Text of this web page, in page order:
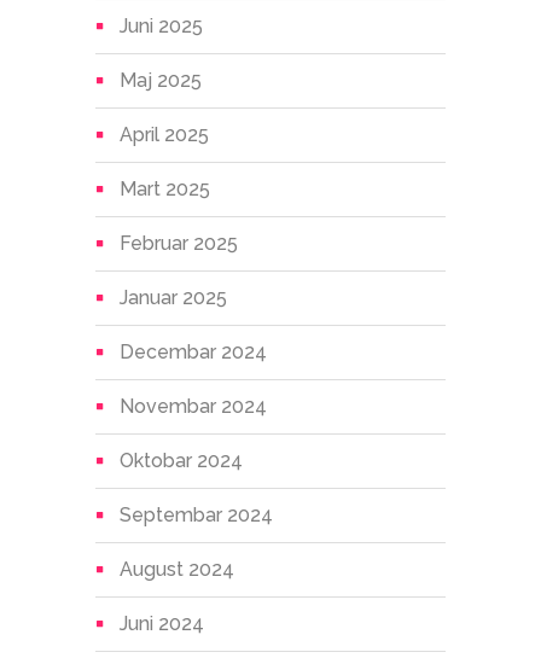
Juni 2025
Maj 2025
April 2025
Mart 2025
Februar 2025
Januar 2025
Decembar 2024
Novembar 2024
Oktobar 2024
Septembar 2024
August 2024
Juni 2024